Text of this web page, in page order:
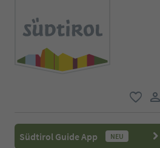
Südtirol Guide App NEU